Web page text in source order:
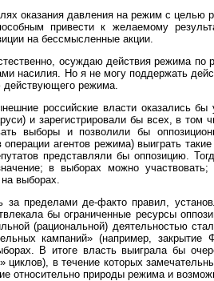
оказания давления на режим с целью
привести к желаемому
на бессмысленные акции.
осуждаю действия режима по
насилия. Но я не могу поддержать
действующего режима.
российские власти оказались
и зарегистрировали бы всех, в том
выборы и позволили бы
агентов режима) выиграть
представляли бы оппозицию.
в выборах можно
выборах.
пределами де-факто правил,
бы ограниченные ресурсы
(рациональной) деятельностью
кампаний» (например,
В итоге власть выиграла бы
циклов), в течение которых
относительно природы режима и